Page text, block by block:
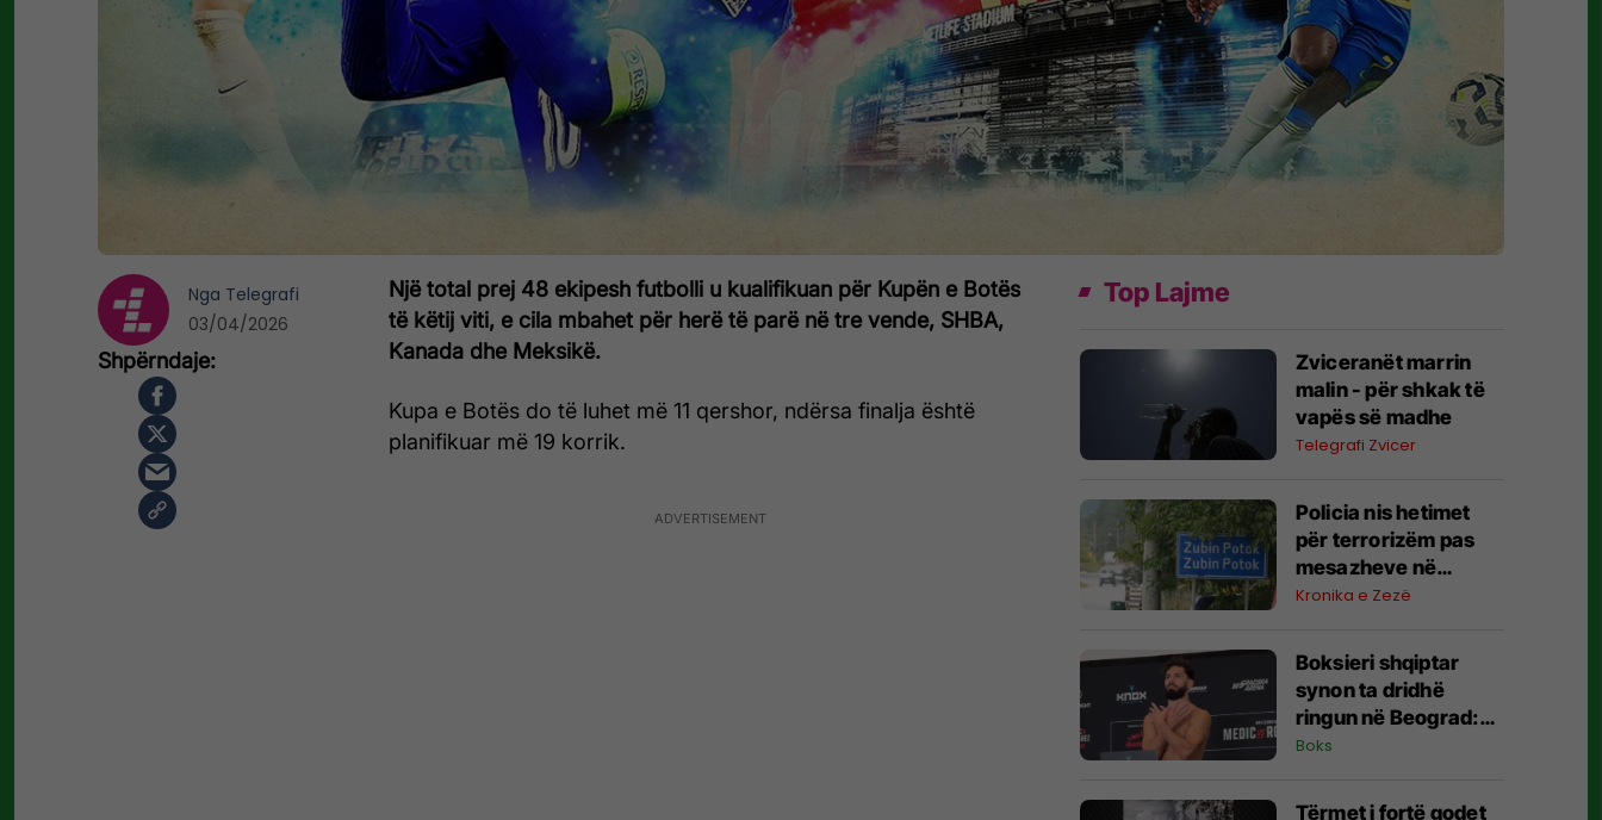
Një total prej 48 ekipesh futbolli u kualifikuan për Kupën e Botës
të këtij viti, e cila mbahet për herë të parë në tre vende, SHBA,
Kanada dhe Meksikë.
Kupa e Botës do të luhet më 11 qershor, ndërsa finalja është
planifikuar më 19 korrik.
Nga Telegrafi
03/04/2026
Top Lajme
Zviceranët marrin
malin - për shkak të
vapës së madhe
Telegrafi Zvicer
Policia nis hetimet
për terrorizëm pas
mesazheve në
Zubin-Potok
Kronika e Zezë
Boksieri shqiptar
synon ta dridhë
ringun në Beograd:
Jam gati, Zoti e
Boks
Tërmet i fortë godet